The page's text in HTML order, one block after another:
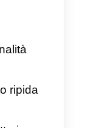
mostrarti
e negativi